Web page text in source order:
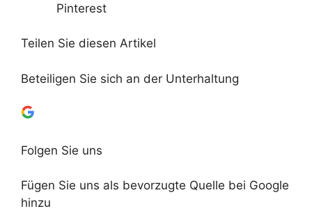
Pinterest
Teilen Sie diesen Artikel
Beteiligen Sie sich an der Unterhaltung
Folgen Sie uns
Fügen Sie uns als bevorzugte Quelle bei Google
hinzu